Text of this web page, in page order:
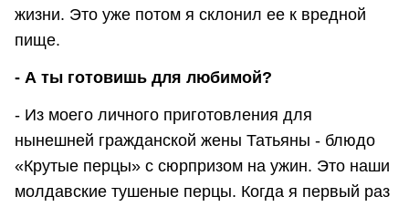
жизни. Это уже потом я склонил ее к вредной
пище.
- А ты готовишь для любимой?
- Из моего личного приготовления для
нынешней гражданской жены Татьяны - блюдо
«Крутые перцы» с сюрпризом на ужин. Это наши
молдавские тушеные перцы. Когда я первый раз